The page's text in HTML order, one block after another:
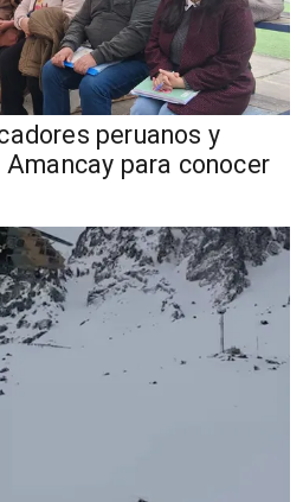
peruanos y
para conocer